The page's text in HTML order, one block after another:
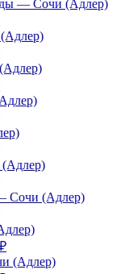
— Сочи (Адлер)
Сочи (Адлер)
₽
(Адлер)